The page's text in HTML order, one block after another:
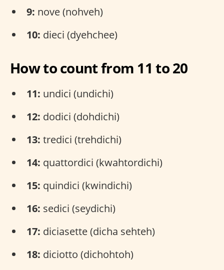
9: nove (nohveh)
10: dieci (dyehchee)
How to count from 11 to 20
11: undici (undichi)
12: dodici (dohdichi)
13: tredici (trehdichi)
14: quattordici (kwahtordichi)
15: quindici (kwindichi)
16: sedici (seydichi)
17: diciasette (dicha sehteh)
18: diciotto (dichohtoh)